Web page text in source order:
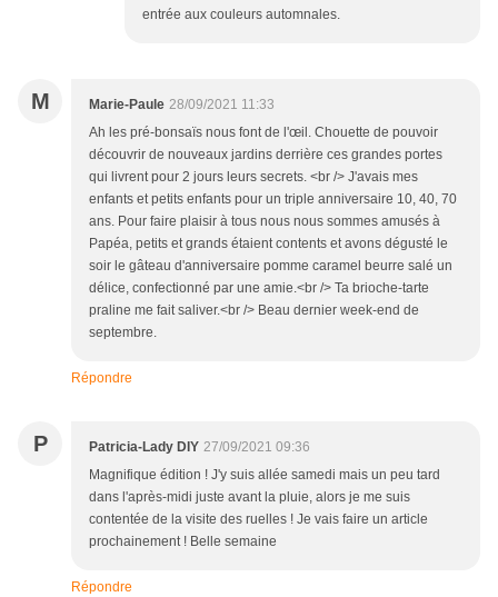
entrée aux couleurs automnales.
M Marie-Paule 28/09/2021 11:33
Ah les pré-bonsaïs nous font de l'œil. Chouette de pouvoir
découvrir de nouveaux jardins derrière ces grandes portes
qui livrent pour 2 jours leurs secrets. <br /> J'avais mes
enfants et petits enfants pour un triple anniversaire 10, 40, 70
ans. Pour faire plaisir à tous nous nous sommes amusés à
Papéa, petits et grands étaient contents et avons dégusté le
soir le gâteau d'anniversaire pomme caramel beurre salé un
délice, confectionné par une amie.<br /> Ta brioche-tarte
praline me fait saliver.<br /> Beau dernier week-end de
septembre.
Répondre
P Patricia-Lady DIY 27/09/2021 09:36
Magnifique édition ! J'y suis allée samedi mais un peu tard
dans l'après-midi juste avant la pluie, alors je me suis
contentée de la visite des ruelles ! Je vais faire un article
prochainement ! Belle semaine
Répondre